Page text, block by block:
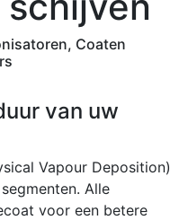
Coaten
van uw
Vapour Deposition)
Alle
voor een betere